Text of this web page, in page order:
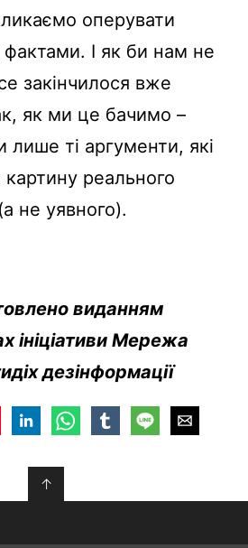
оперувати
фактами. І як би нам не
закінчилося вже
як ми це бачимо –
лише ті аргументи, які
реального
не уявного).
виданням
ініціативи Мережа
дезінформації
↑